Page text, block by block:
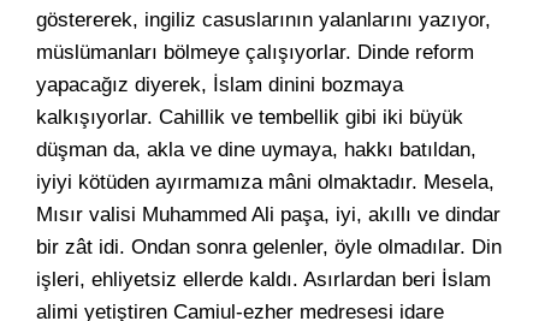
göstererek, ingiliz casuslarının yalanlarını yazıyor,
müslümanları bölmeye çalışıyorlar. Dinde reform
yapacağız diyerek, İslam dinini bozmaya
kalkışıyorlar. Cahillik ve tembellik gibi iki büyük
düşman da, akla ve dine uymaya, hakkı batıldan,
iyiyi kötüden ayırmamıza mâni olmaktadır. Mesela,
Mısır valisi Muhammed Ali paşa, iyi, akıllı ve dindar
bir zât idi. Ondan sonra gelenler, öyle olmadılar. Din
işleri, ehliyetsiz ellerde kaldı. Asırlardan beri İslam
alimi yetiştiren Camiul-ezher medresesi idare